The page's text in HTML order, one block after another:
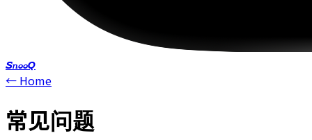
SnooQ
← Home
常见问题